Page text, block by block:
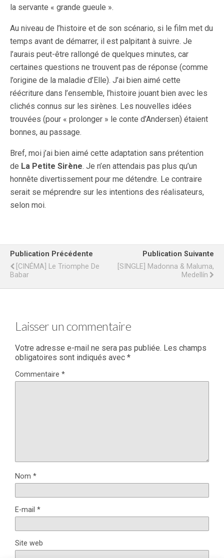
la servante « grande gueule ».
Au niveau de l’histoire et de son scénario, si le film met du
temps avant de démarrer, il est palpitant à suivre. Je
l’aurais peut-être rallongé de quelques minutes, car
certaines questions ne trouvent pas de réponse (comme
l’origine de la maladie d’Elle). J’ai bien aimé cette
réécriture dans l’ensemble, l’histoire jouant bien avec les
clichés connus sur les sirènes. Les nouvelles idées
trouvées (pour « prolonger » le conte d’Andersen) étaient
bonnes, au passage.
Bref, moi j’ai bien aimé cette adaptation sans prétention
de La Petite Sirène. Je n’en attendais pas plus qu’un
honnête divertissement pour me détendre. Le contraire
serait se méprendre sur les intentions des réalisateurs,
selon moi.
Publication Précédente
[CINÉMA] Le Triomphe De
Babar
Publication Suivante
[SINGLE] Madonna & Maluma,
Medellín
Laisser un commentaire
Votre adresse e-mail ne sera pas publiée. Les champs
obligatoires sont indiqués avec *
Commentaire *
Nom *
E-mail *
Site web